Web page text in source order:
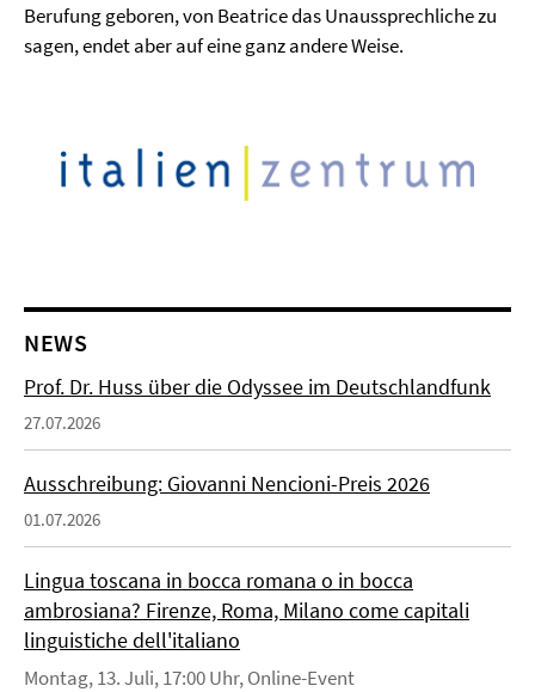
Berufung geboren, von Beatrice das Unaussprechliche zu
sagen, endet aber auf eine ganz andere Weise.
NEWS
Prof. Dr. Huss über die Odyssee im Deutschlandfunk
27.07.2026
Ausschreibung: Giovanni Nencioni-Preis 2026
01.07.2026
Lingua toscana in bocca romana o in bocca
ambrosiana? Firenze, Roma, Milano come capitali
linguistiche dell'italiano
Montag, 13. Juli, 17:00 Uhr, Online-Event